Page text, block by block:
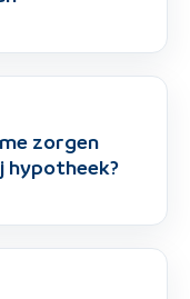
zorgen
hypotheek?